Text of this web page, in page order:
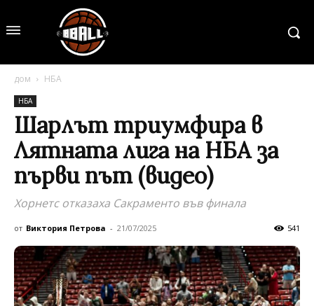
дом НБА
НБА
Шарлът триумфира в
Лятната лига на НБА за
първи път (видео)
Хорнетс отказаха Сакраменто във финала
от Виктория Петрова - 21/07/2025 541